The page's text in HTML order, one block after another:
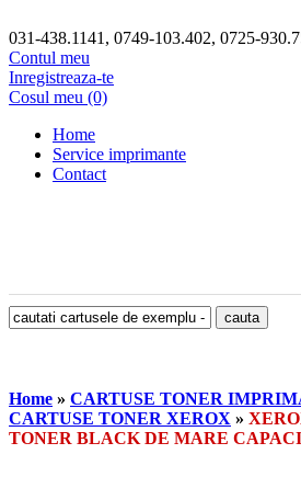
031-438.1141, 0749-103.402, 0725-
Contul meu
Inregistreaza-te
Cosul meu (0)
Home
Service imprimante
Contact
Home » CARTUSE TONER
CARTUSE TONER XEROX »
TONER BLACK DE MARE